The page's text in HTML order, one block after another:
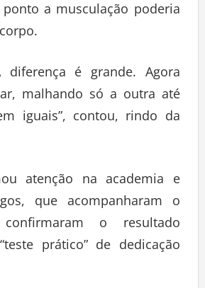
a musculação poderia
diferença é grande. Agora
malhando só a outra até
iguais”, contou, rindo da
atenção na academia e
que acompanharam o
o resultado
prático” de dedicação